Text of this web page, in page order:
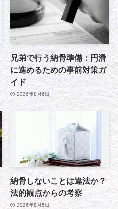
兄弟で行う納骨準備：円滑
に進めるための事前対策ガ
イド
2026年8月6日
納骨しないことは違法か？
法的観点からの考察
2026年8月5日